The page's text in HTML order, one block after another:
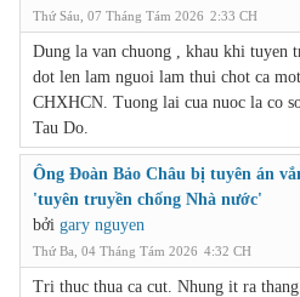
Thứ Sáu, 07 Tháng Tám 2026 2:33 CH
Dung la van chuong , khau khi tuyen
dot len lam nguoi lam thui chot ca
CHXHCN. Tuong lai cua nuoc la co
Tau Do.
Ông Đoàn Bảo Châu bị tuyên án
'tuyên truyền chống Nhà nước'
bởi gary nguyen
Thứ Ba, 04 Tháng Tám 2026 4:32 CH
Tri thuc thua ca cut. Nhung it ra